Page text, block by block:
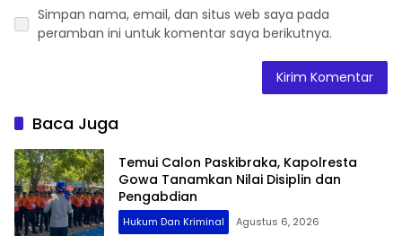
Simpan nama, email, dan situs web saya pada
peramban ini untuk komentar saya berikutnya.
Baca Juga
Temui Calon Paskibraka, Kapolresta
Gowa Tanamkan Nilai Disiplin dan
Pengabdian
Hukum Dan Kriminal Agustus 6, 2026